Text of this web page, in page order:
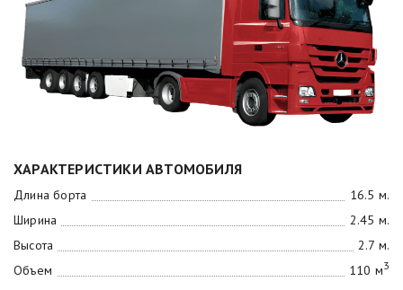
ХАРАКТЕРИСТИКИ АВТОМОБИЛЯ
Длина борта
16.5 м.
Ширина
2.45 м.
Высота
2.7 м.
Объем
110 м3